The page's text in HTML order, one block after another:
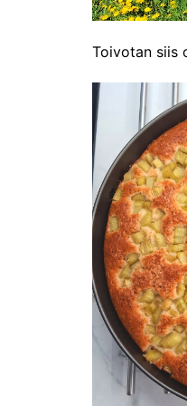
Toivotan siis